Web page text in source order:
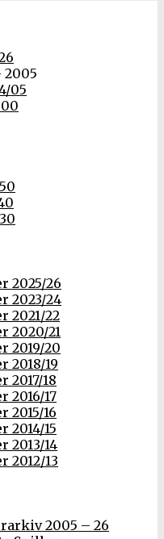
2005
05
2025/26
2023/24
2021/22
2020/21
2019/20
2018/19
2017/18
2016/17
2015/16
2014/15
2013/14
2012/13
2005 – 26